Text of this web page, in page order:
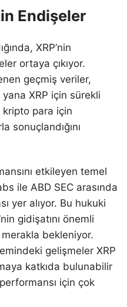
Endişeler
XRP’nin
ortaya çıkıyor.
geçmiş veriler,
yana XRP için sürekli
para için
sonuçlandığını
etkileyen temel
ile ABD SEC arasında
yer alıyor. Bu hukuki
gidişatını önemli
bekleniyor.
gelişmeler XRP
katkıda bulunabilir
için çok